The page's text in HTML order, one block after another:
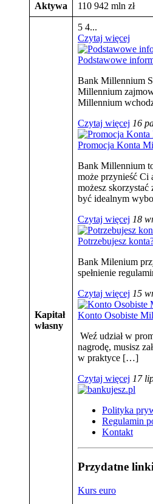
Aktywa 110 942 mln zł
Kapitał
własny
5 4...
Czytaj więcej
Podstawowe
Bank Millennium
Millennium
Millennium
Czytaj więcej 16
Promocja Konta
Bank Millennium
może przynieść Ci
możesz
być idealnym
Czytaj więcej 18
Potrzebujesz
Bank Milenium
spełnienie
Czytaj więcej 15
Konto Osobiste
Weź udział w
nagrodę, musisz
w praktyce […]
Czytaj więcej 17
Polityka
Regulamin
Kontakt
Przydatne
Kurs euro